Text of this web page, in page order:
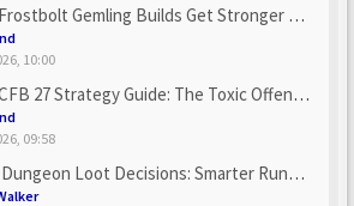
Gemling Builds Get Stronger With u4gm’s Ice C...
10:00
27 Strategy Guide: The Toxic Offensive Scheme Your ...
09:58
Loot Decisions: Smarter Runs With U4N